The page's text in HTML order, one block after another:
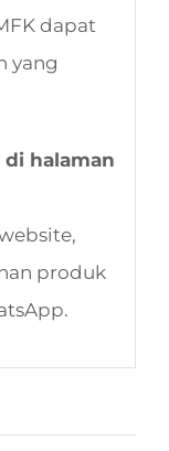
dapat
yang
halaman
produk